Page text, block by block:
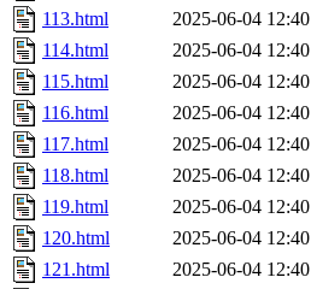
113.html
2025-06-04 12:40
114.html
2025-06-04 12:40
115.html
2025-06-04 12:40
116.html
2025-06-04 12:40
117.html
2025-06-04 12:40
118.html
2025-06-04 12:40
119.html
2025-06-04 12:40
120.html
2025-06-04 12:40
121.html
2025-06-04 12:40